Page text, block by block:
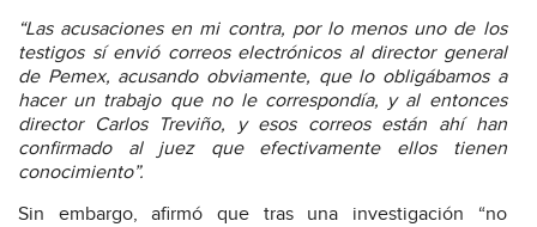
“Las acusaciones en mi contra, por lo menos uno de los
testigos sí envió correos electrónicos al director general
de Pemex, acusando obviamente, que lo obligábamos a
hacer un trabajo que no le correspondía, y al entonces
director Carlos Treviño, y esos correos están ahí han
confirmado al juez que efectivamente ellos tienen
conocimiento”.
Sin embargo, afirmó que tras una investigación “no